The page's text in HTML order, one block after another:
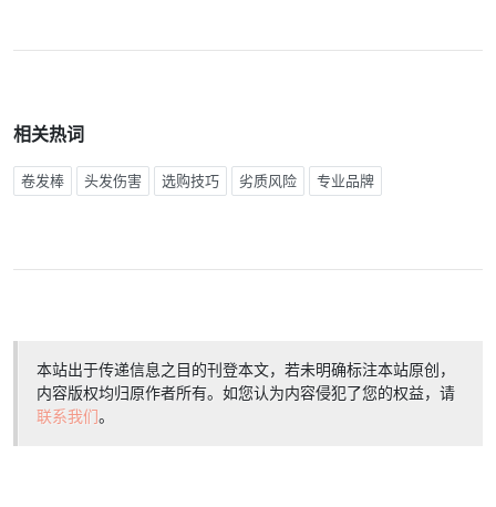
相关热词
卷发棒 头发伤害 选购技巧 劣质风险 专业品牌
本站出于传递信息之目的刊登本文，若未明确标注本站原创，
内容版权均归原作者所有。如您认为内容侵犯了您的权益，请
联系我们。